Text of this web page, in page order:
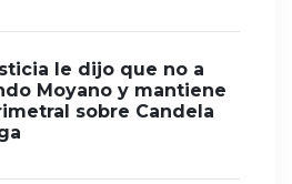
le dijo que no a
Moyano y mantiene
sobre Candela